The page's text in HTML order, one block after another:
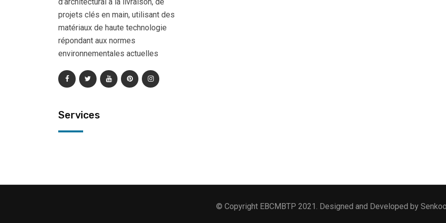
projets clés en main, utilisant des
matériaux de haute technologie
répondant aux normes
environnementales actuelles
Services
© Copyright EBCMBTP 2021. Designed and Developed by